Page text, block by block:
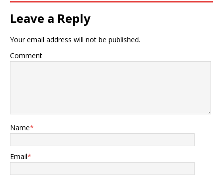
Leave a Reply
Your email address will not be published.
Comment
Name*
Email*